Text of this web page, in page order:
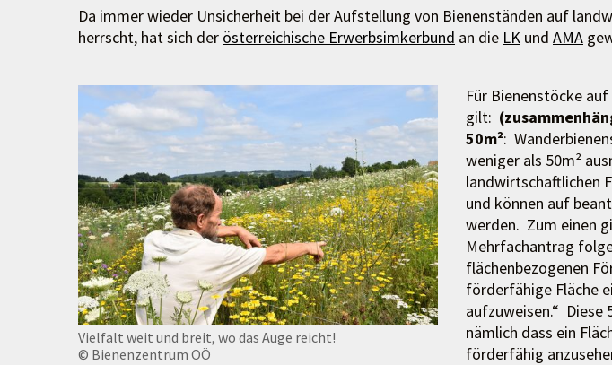
Da immer wieder Unsicherheit bei der Aufstellung von Bienenständen auf
herrscht, hat sich der österreichische Erwerbsimkerbund an die LK und AMA
Vielfalt weit und breit, wo das Auge reicht!
© Bienenzentrum OÖ
Für Bienenstöcke
gilt:
50m²:
weniger als 50m²
landwirtschaftlichen
und können auf
werden. Zum einen
Mehrfachantrag
flächenbezogenen
förderfähige Fläche
aufzuweisen.“ Diese
nämlich dass ein
förderfähig